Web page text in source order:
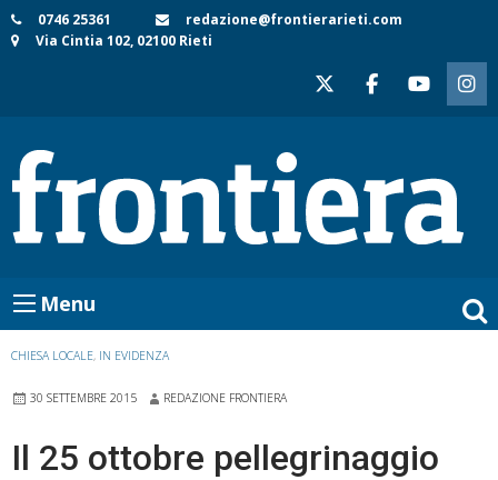
Skip
to
0746 25361
redazione@frontierarieti.com
Via Cintia 102, 02100 Rieti
Menu
CHIESA LOCALE, IN EVIDENZA
30 SETTEMBRE 2015 REDAZIONE FRONTIERA
Il 25 ottobre pellegrinaggio